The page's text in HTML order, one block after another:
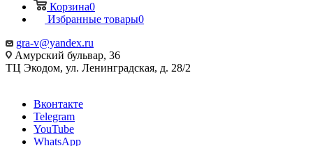
Корзина0
Избранные товары0
gra-v@yandex.ru
Амурский бульвар, 36
ТЦ Экодом, ул. Ленинградская, д. 28/2
Вконтакте
Telegram
YouTube
WhatsApp